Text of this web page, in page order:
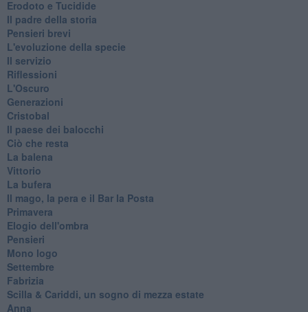
Erodoto e Tucidide
Il padre della storia
Pensieri brevi
L'evoluzione della specie
Il servizio
Riflessioni
L'Oscuro
Generazioni
Cristobal
Il paese dei balocchi
Ciò che resta
La balena
Vittorio
La bufera
Il mago, la pera e il Bar la Posta
Primavera
Elogio dell'ombra
Pensieri
Mono logo
Settembre
Fabrizia
​Scilla & Cariddi, un sogno di mezza estate
Anna